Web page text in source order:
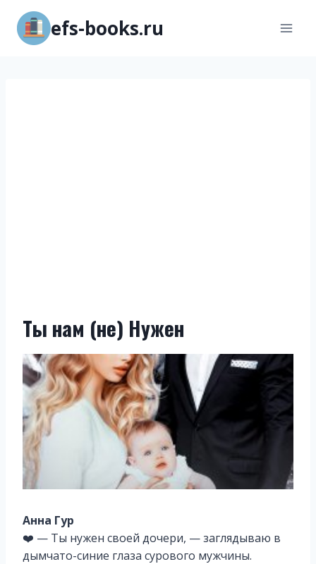
Перейти
содержимому
efs-books.ru
Ты нам (не) Нужен
Анна Гур
❤️ — Ты нужен своей дочери, — заглядываю в
дымчато-синие глаза сурового мужчины.